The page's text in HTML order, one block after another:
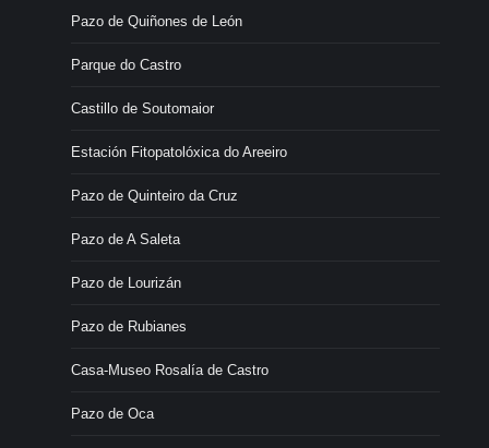
Pazo de Quiñones de León
Parque do Castro
Castillo de Soutomaior
Estación Fitopatolóxica do Areeiro
Pazo de Quinteiro da Cruz
Pazo de A Saleta
Pazo de Lourizán
Pazo de Rubianes
Casa-Museo Rosalía de Castro
Pazo de Oca